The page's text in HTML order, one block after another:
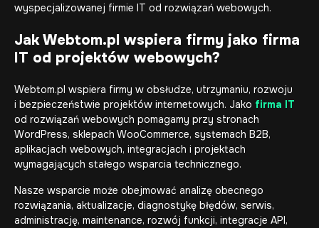
wyspecjalizowanej firmie IT od rozwiązań webowych.
Jak Webtom.pl wspiera firmy jako firma
IT od projektów webowych?
Webtom.pl wspiera firmy w obsłudze, utrzymaniu, rozwoju
i bezpieczeństwie projektów internetowych. Jako firma IT
od rozwiązań webowych pomagamy przy stronach
WordPress, sklepach WooCommerce, systemach B2B,
aplikacjach webowych, integracjach i projektach
wymagających stałego wsparcia technicznego.
Nasze wsparcie może obejmować analizę obecnego
rozwiązania, aktualizacje, diagnostykę błędów, serwis,
administrację, maintenance, rozwój funkcji, integracje API,